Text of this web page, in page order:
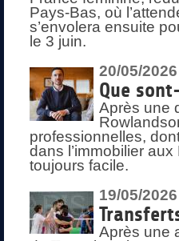
Pays-Bas, où
s’envolera ensuite
le 3 juin.
20/05/2026
Que
Après une
professionnelles,
dans l’immobilier
toujours facile.
19/05/2026
Après une